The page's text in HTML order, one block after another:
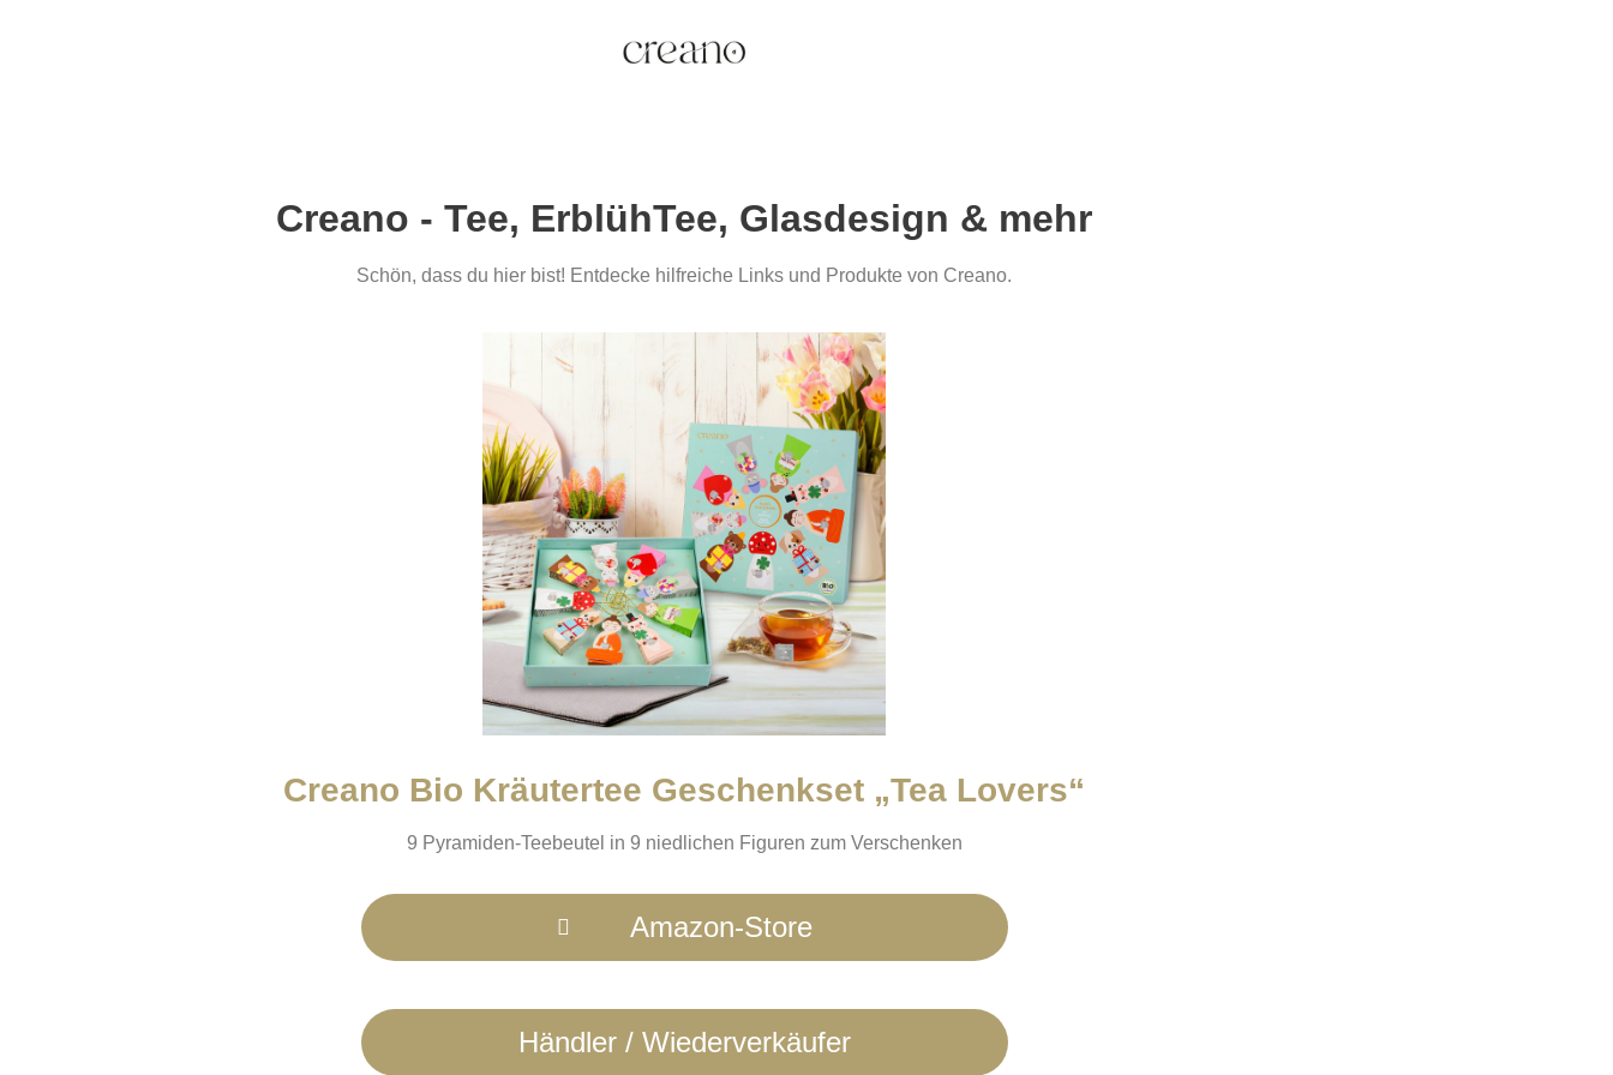
Creano - Tee, ErblühTee, Glasdesign & mehr
Schön, dass du hier bist! Entdecke hilfreiche Links und Produkte von Creano.
Creano Bio Kräutertee Geschenkset „Tea Lovers“
9 Pyramiden-Teebeutel in 9 niedlichen Figuren zum Verschenken
Amazon-Store
Händler / Wiederverkäufer